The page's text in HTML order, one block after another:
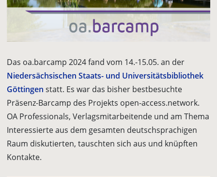
Das oa.barcamp 2024 fand vom 14.-15.05. an der
Niedersächsischen Staats- und Universitätsbibliothek
Göttingen statt. Es war das bisher bestbesuchte
Präsenz-Barcamp des Projekts open-access.network.
OA Professionals, Verlagsmitarbeitende und am Thema
Interessierte aus dem gesamten deutschsprachigen
Raum diskutierten, tauschten sich aus und knüpften
Kontakte.